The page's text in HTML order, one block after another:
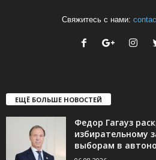
Свяжитесь с нами:
ЕЩЁ БОЛЬШЕ НОВОСТЕЙ
Федор Гагауз
избирательному
выборам в